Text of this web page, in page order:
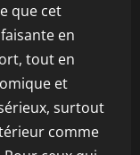
que cet
en
tout en
et
surtout
comme